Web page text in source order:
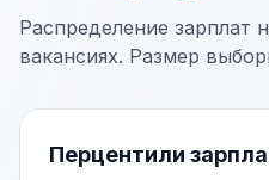
Распределение зарплат
вакансиях. Размер
Перцентили